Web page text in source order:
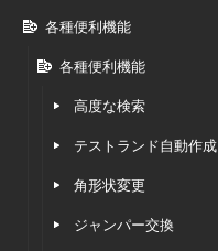
各種便利機能
各種便利機能
高度な検索
テストランド自動作成
角形状変更
ジャンパー交換